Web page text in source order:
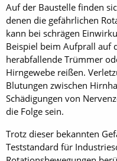
Auf der Baustelle finden
denen die gefährlichen
kann bei schrägen
Beispiel beim Aufprall auf
herabfallende Trümmer
Hirngewebe reißen.
Blutungen zwischen
Schädigungen von
die Folge sein.
Trotz dieser bekannten
Teststandard für